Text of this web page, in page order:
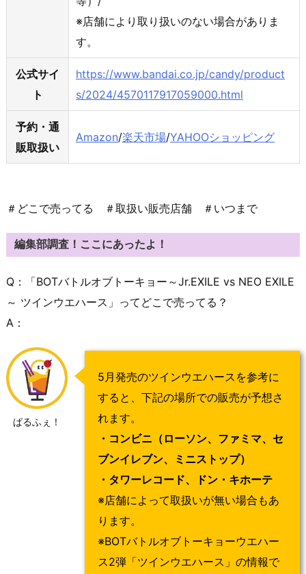
※店舗により取り扱いのない場合がありま
す。
公式サイ
ト
https://www.bandai.co.jp/candy/product
s/2024/4570117917059000.html
予約・通
販取扱い
Amazon/楽天市場/YAHOOショッピング
＃どこで売ってる ＃取扱い販売店舗 ＃いつまで
編集部調査！ここにあったよ！
Q：「BOTバトルオブトーキョー～Jr.EXILE vs NEO EXILE
～ ツインウエハース」ってどこで売ってる？
A：
ぱるふぇ！
5月発売のツインウエハースを参考に
すると、下記の場所での販売が予想さ
れます。
・コンビニ（ローソン、ファミマ、セ
ブンイレブン、ミニストップ）
・タワーレコード、ドン・キホーテ
※店舗によって取扱いが無い場合もあ
ります。
※BOTバトルオブトーキョーウエハー
ス2弾「ツインウエハース」の情報で